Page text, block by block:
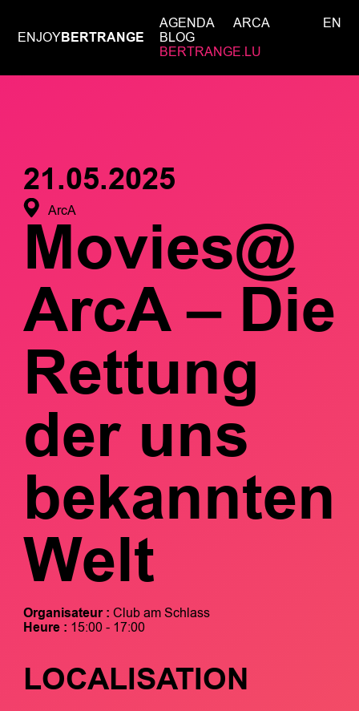
ENJOYBERTRANGE
AGENDA
ARCA
BLOG
BERTRANGE.LU
EN
21.05.2025
ArcA
Movies@
ArcA – Die
Rettung
der uns
bekannten
Welt
Organisateur : Club am Schlass
Heure : 15:00 - 17:00
LOCALISATION